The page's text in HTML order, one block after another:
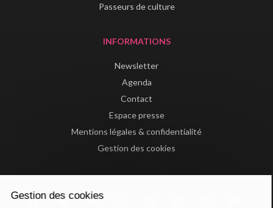
Passeurs de culture
INFORMATIONS
Newsletter
Agenda
Contact
Espace presse
Mentions légales & confidentialité
Gestion des cookies
Gestion des cookies